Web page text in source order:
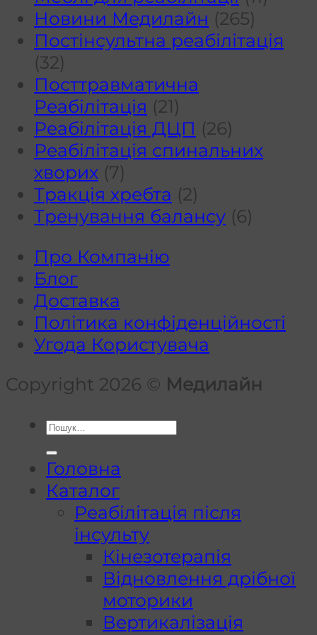
ДЦП
Новини Медилайн (265)
Постінсультна реабілітація
(32)
Посттравматична
Реабілітація (21)
Реабілітація ДЦП (26)
Реабілітація спинальних
хворих (7)
Тракція хребта (2)
Тренування балансу (6)
Про Компанію
Блог
Доставка
Політика конфіденційності
Угода Користувача
Copyright 2026 © Медилайн
Шукати:
Головна
Каталог
Реабілітація після
інсульту
Кінезотерапія
Відновлення дрібної
моторики
Вертикалізація